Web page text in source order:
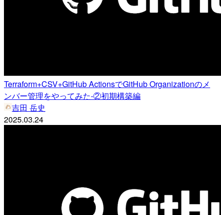
Terraform+CSV+GitHub ActionsでGitHub Organizationのメ
ンバー管理をやってみた-②初期構築編
吉田 岳史
2025.03.24